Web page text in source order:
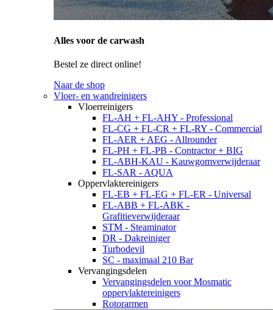
Alles voor de carwash
Bestel ze direct online!
Naar de shop
Vloer- en wandreinigers
Vloerreinigers
FL-AH + FL-AHY - Professional
FL-CG + FL-CR + FL-RY - Commercial
FL-AER + AEG - Allrounder
FL-PH + FL-PB - Contractor + BIG
FL-ABH-KAU - Kauwgomverwijderaar
FL-SAR - AQUA
Oppervlaktereinigers
FL-EB + FL-EG + FL-ER - Universal
FL-ABB + FL-ABK -
Grafitieverwijderaar
STM - Steaminator
DR - Dakreiniger
Turbodevil
SC - maximaal 210 Bar
Vervangingsdelen
Vervangingsdelen voor Mosmatic
oppervlaktereinigers
Rotorarmen